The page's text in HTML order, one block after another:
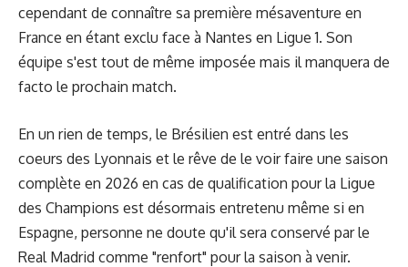
cependant de connaître sa première mésaventure en
France en étant exclu face à Nantes en Ligue 1. Son
équipe s'est tout de même imposée mais il manquera de
facto le prochain match.
En un rien de temps, le Brésilien est entré dans les
coeurs des Lyonnais et le rêve de le voir faire une saison
complète en 2026 en cas de qualification pour la Ligue
des Champions est désormais entretenu même si en
Espagne, personne ne doute qu'il sera conservé par le
Real Madrid comme "renfort" pour la saison à venir.